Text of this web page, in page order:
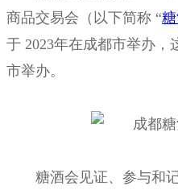
商品交易会（以下简称 “
于 2023年在成都市举办，
市举办。
糖酒会见证、参与和